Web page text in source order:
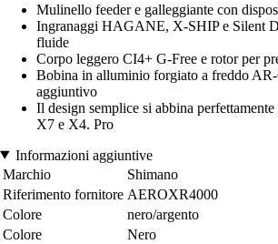
Mulinello feeder e galleggiante con
Ingranaggi HAGANE, X-SHIP e Silent
fluide
Corpo leggero CI4+ G-Free e rotor per
Bobina in alluminio forgiato a freddo
aggiuntivo
Il design semplice si abbina
X7 e X4. Pro
Informazioni aggiuntive
Marchio
Shimano
Riferimento fornitore AEROXR4000
Colore
nero/argento
Colore
Nero